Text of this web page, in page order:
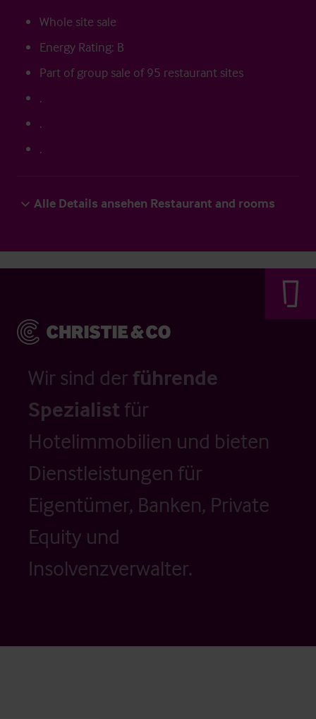
Whole site sale
Energy Rating: B
Part of group sale of 95 restaurant sites
.
.
.
Alle Details ansehen Restaurant and rooms
Wir sind der führende
Spezialistfür
Hotelimmobilien und bieten
Dienstleistungen für
Eigentümer, Banken, Private
Equity und
Insolvenzverwalter.